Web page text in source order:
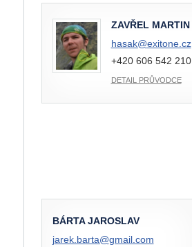
ZAVŘEL MARTIN
hasak@exitone.cz
+420 606 542 210
DETAIL PRŮVODCE
BÁRTA JAROSLAV
jarek.barta@gmail.com